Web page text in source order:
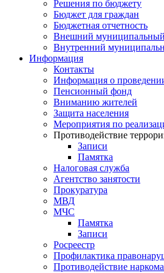
Решения по бюджету
Бюджет для граждан
Бюджетная отчетность
Внешний
Внутренний
Информация
Контакты
Информация о
Пенсионный фонд
Вниманию жителей
Защита населения
Мероприятия по
Противодействие
Записи
Памятка
Налоговая служба
Агентство занятости
Прокуратура
МВД
МЧС
Памятка
Записи
Росреестр
Профилактика
Противодействие